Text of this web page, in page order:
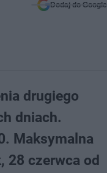
Dodaj do Google
drugiego
dniach.
Maksymalna
28 czerwca od